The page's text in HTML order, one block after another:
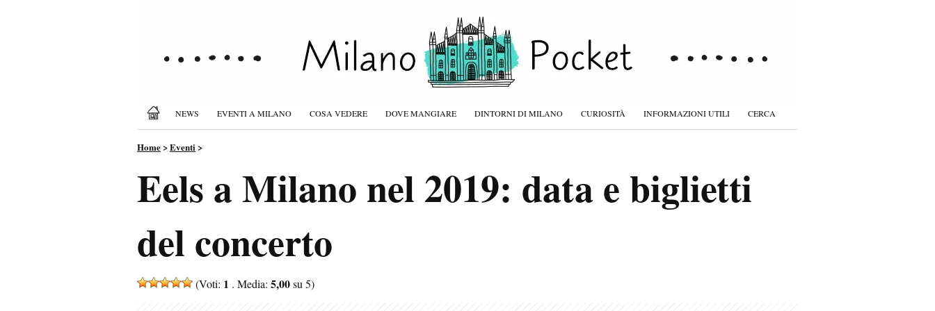
NEWS EVENTI A MILANO COSA VEDERE DOVE MANGIARE DINTORNI DI MILANO CURIOSITÀ INFORMAZIONI UTILI CERCA
Home>Eventi>
Eels a Milano nel 2019: data e biglietti
del concerto
(Voti: 1 . Media: 5,00su 5)